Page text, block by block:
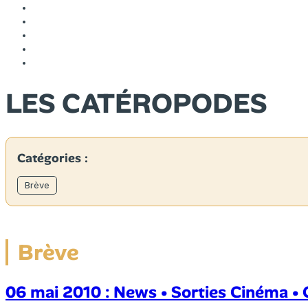
LES CATÉROPODES
Catégories :
Brève
Brève
06 mai 2010 : News • Sorties Cinéma •